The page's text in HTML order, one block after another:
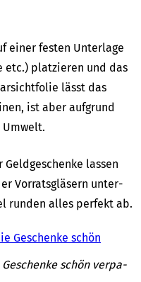
einer festen Unter­la­ge
etc.) plat­zie­ren und das
lässt das
ist aber aufgrund
lassen
Vorrats­glä­sern unter­
runden alles perfekt ab.
schön verpa­